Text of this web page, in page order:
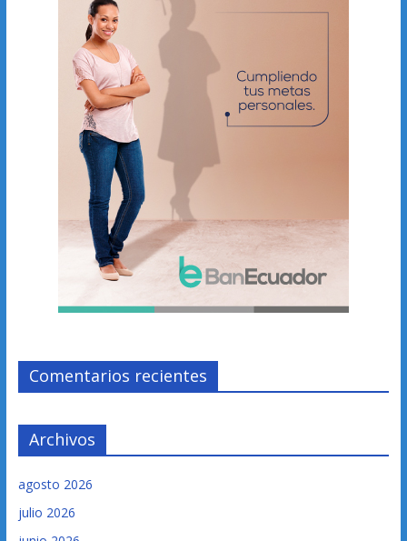
Comentarios recientes
Archivos
agosto 2026
julio 2026